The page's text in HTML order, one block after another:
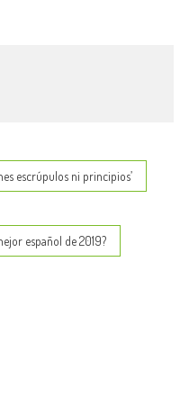
escrúpulos ni principios’
español de 2019?